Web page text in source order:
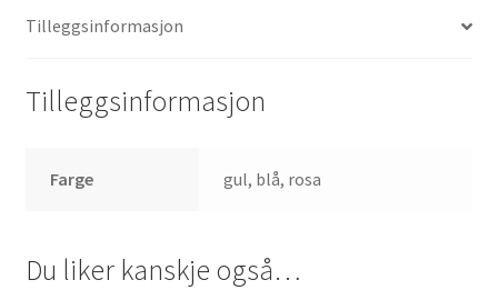
Tilleggsinformasjon
Tilleggsinformasjon
Farge gul, blå, rosa
Du liker kanskje også…